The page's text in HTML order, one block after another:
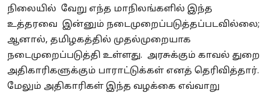
நிலையில் வேறு எந்த மாநிலங்களில் இந்த
உத்தரவை இன்னும் நடைமுறைப்படுத்தப்படவில்லை;
ஆனால், தமிழகத்தில் முதல்முறையாக
நடைமுறைப்படுத்தி உள்ளது. அரசுக்கும் காவல் துறை
அதிகாரிகளுக்கும் பாராட்டுக்கள் எனத் தெரிவித்தார்.
மேலும் அதிகாரிகள் இந்த வழக்கை எவ்வாறு